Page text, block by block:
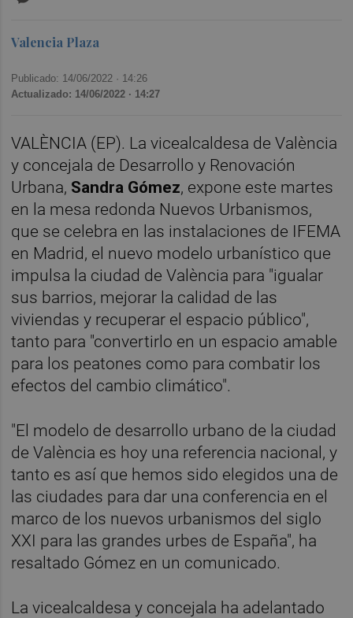
Valencia Plaza
Publicado: 14/06/2022 · 14:26
Actualizado: 14/06/2022 · 14:27
VALÈNCIA (EP). La vicealcaldesa de València
y concejala de Desarrollo y Renovación
Urbana, Sandra Gómez, expone este martes
en la mesa redonda Nuevos Urbanismos,
que se celebra en las instalaciones de IFEMA
en Madrid, el nuevo modelo urbanístico que
impulsa la ciudad de València para "igualar
sus barrios, mejorar la calidad de las
viviendas y recuperar el espacio público",
tanto para "convertirlo en un espacio amable
para los peatones como para combatir los
efectos del cambio climático".
"El modelo de desarrollo urbano de la ciudad
de València es hoy una referencia nacional, y
tanto es así que hemos sido elegidos una de
las ciudades para dar una conferencia en el
marco de los nuevos urbanismos del siglo
XXI para las grandes urbes de España", ha
resaltado Gómez en un comunicado.
La vicealcaldesa y concejala ha adelantado